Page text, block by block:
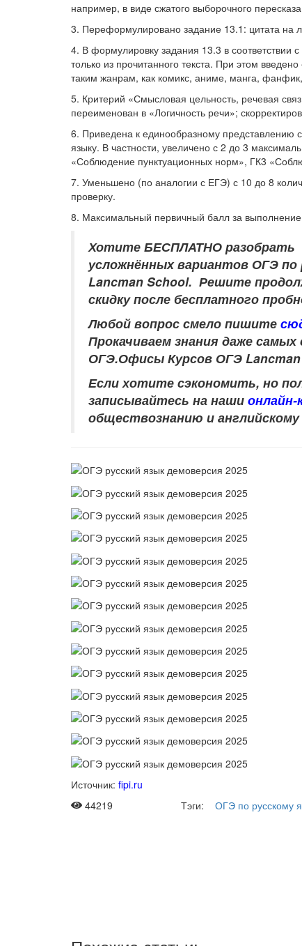
например, в виде сжатого выборочного
3. Переформулировано задание 13.1: цитата на
4. В формулировку задания 13.3 в
только из прочитанного текста. При этом
таким жанрам, как комикс, аниме, манга,
5. Критерий «Смысловая цельность, речевая
переименован в «Логичность речи»;
6. Приведена к единообразному представлению
языку. В частности, увеличено с 2 до 3
«Соблюдение пунктуационных норм», ГК3
7. Уменьшено (по аналогии с ЕГЭ) с 10 до 8
проверку.
8. Максимальный первичный балл за
Хотите БЕСПЛАТНО разобрать
усложнённых вариантов ОГЭ по
Lancman School. Решите
скидку после бесплатного
Любой вопрос смело пишите
Прокачиваем знания даже
ОГЭ.Офисы Курсов ОГЭ
Если хотите сэкономить, но
записывайтесь на наши онлайн-
обществознанию и английскому
Источник: fipi.ru
44219
Тэги: ОГЭ по русскому